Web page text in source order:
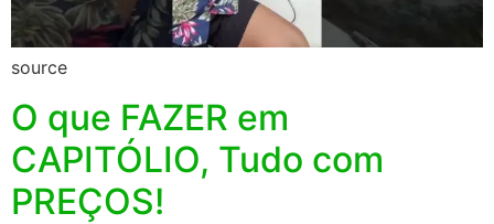
source
O que FAZER em
CAPITÓLIO, Tudo com
PREÇOS!